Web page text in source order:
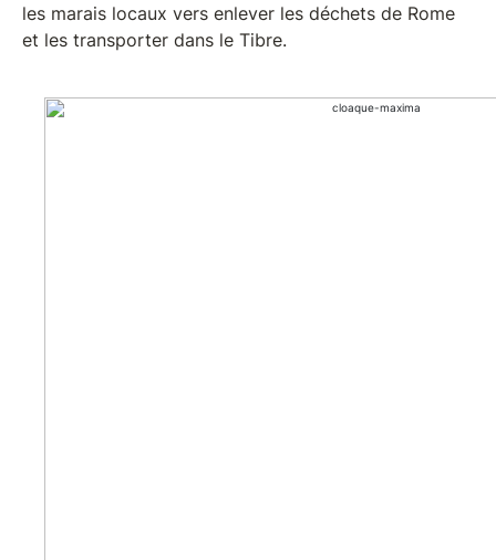
les marais locaux vers enlever les déchets de Rome
et les transporter dans le Tibre.